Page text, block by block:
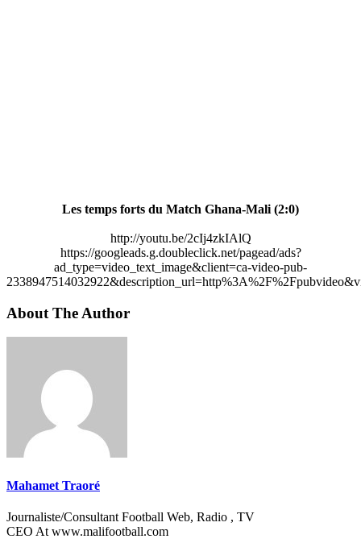
Les temps forts du Match Ghana-Mali (2:0)
http://youtu.be/2cIj4zkIAlQ
https://googleads.g.doubleclick.net/pagead/ads?
ad_type=video_text_image&client=ca-video-pub-
About The Author
Mahamet Traoré
Journaliste/Consultant Football Web, Radio , TV
CEO At www.malifootball.com